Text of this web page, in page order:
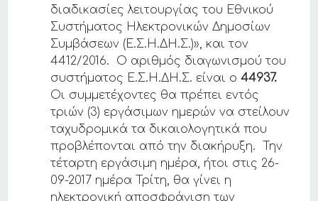
διαδικασίες λειτουργίας του Εθνικού
Συστήματος Ηλεκτρονικών Δημοσίων
Συμβάσεων (Ε.Σ.Η.ΔΗ.Σ.)», και τον
4412/2016. Ο αριθμός διαγωνισμού του
συστήματος Ε.Σ.Η.ΔΗ.Σ. είναι ο44937.
Οι συμμετέχοντες θα πρέπει εντός
τριών (3) εργάσιμων ημερών να στείλουν
ταχυδρομικά τα δικαιολογητικά που
προβλέπονται από την διακήρυξη. Την
τέταρτη εργάσιμη ημέρα, ήτοι στις 26-
09-2017 ημέρα Τρίτη, θα γίνει η
ηλεκτρονική αποσφράγιση των